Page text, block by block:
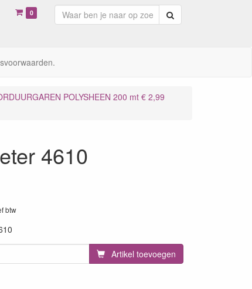
0
POLYSHEEN 200 mt € 2,99
4610
btw
Artikel toevoegen